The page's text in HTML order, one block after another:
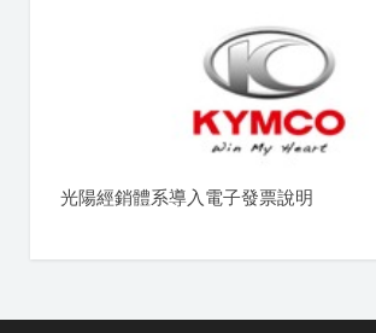
光陽經銷體系導入電子發票說明